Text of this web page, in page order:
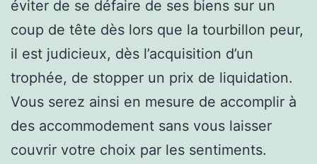
éviter de se défaire de ses biens sur un
coup de tête dès lors que la tourbillon peur,
il est judicieux, dès l’acquisition d’un
trophée, de stopper un prix de liquidation.
Vous serez ainsi en mesure de accomplir à
des accommodement sans vous laisser
couvrir votre choix par les sentiments.